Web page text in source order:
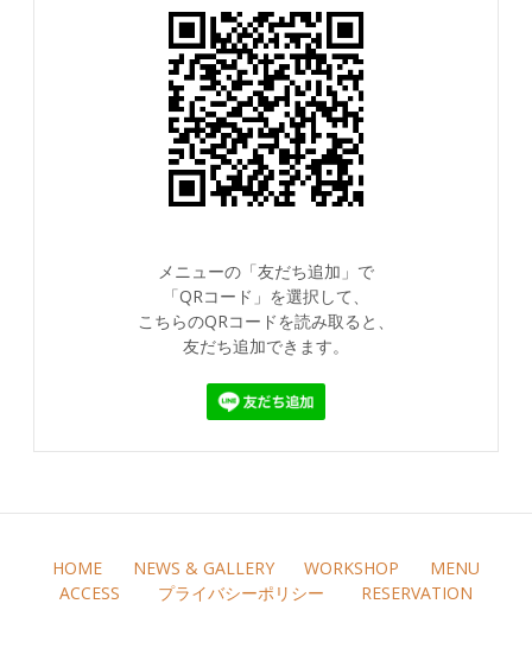
メニューの「友だち追加」で
「QRコード」を選択して、
こちらのQRコードを読み取ると、
友だち追加できます。
HOME NEWS & GALLERY WORKSHOP
MENU
ACCESS
プライバシーポリシー RESERVATION